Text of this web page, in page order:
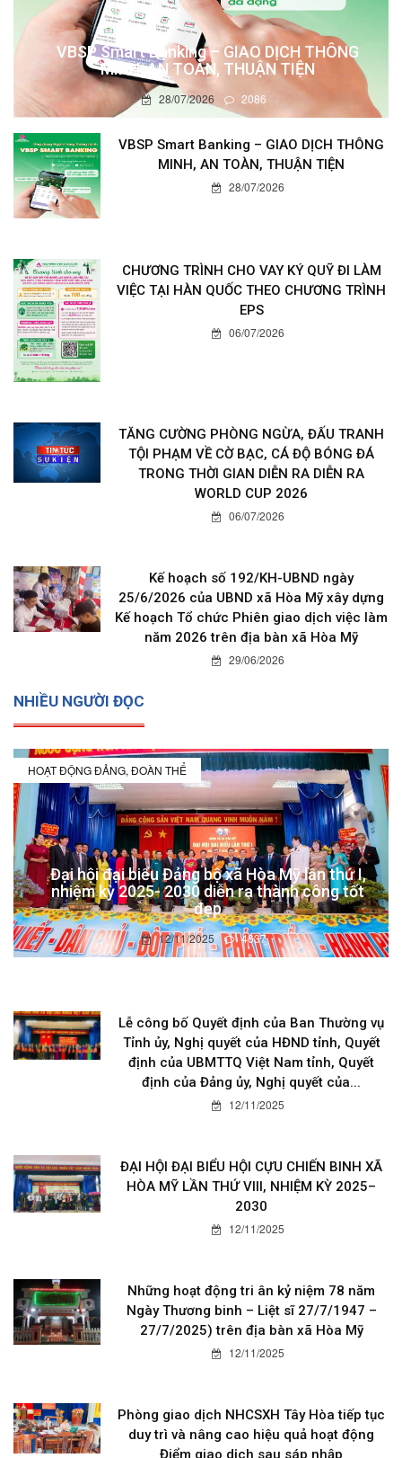
VBSP Smart Banking – GIAO DỊCH THÔNG
MINH, AN TOÀN, THUẬN TIỆN
28/07/2026 2086
VBSP Smart Banking – GIAO DỊCH THÔNG
MINH, AN TOÀN, THUẬN TIỆN
28/07/2026
CHƯƠNG TRÌNH CHO VAY KÝ QUỸ ĐI LÀM
VIỆC TẠI HÀN QUỐC THEO CHƯƠNG TRÌNH
EPS
06/07/2026
TĂNG CƯỜNG PHÒNG NGỪA, ĐẤU TRANH
TỘI PHẠM VỀ CỜ BẠC, CÁ ĐỘ BÓNG ĐÁ
TRONG THỜI GIAN DIỄN RA DIỄN RA
WORLD CUP 2026
06/07/2026
Kế hoạch số 192/KH-UBND ngày
25/6/2026 của UBND xã Hòa Mỹ xây dựng
Kế hoạch Tổ chức Phiên giao dịch việc làm
năm 2026 trên địa bàn xã Hòa Mỹ
29/06/2026
NHIỀU NGƯỜI ĐỌC
HOẠT ĐỘNG ĐẢNG, ĐOÀN THỂ
Đại hội đại biểu Đảng bộ xã Hòa Mỹ lần thứ I,
nhiệm kỳ 2025- 2030 diễn ra thành công tốt
đẹp
12/11/2025 4637
Lễ công bố Quyết định của Ban Thường vụ
Tỉnh ủy, Nghị quyết của HĐND tỉnh, Quyết
định của UBMTTQ Việt Nam tỉnh, Quyết
định của Đảng ủy, Nghị quyết của...
12/11/2025
ĐẠI HỘI ĐẠI BIỂU HỘI CỰU CHIẾN BINH XÃ
HÒA MỸ LẦN THỨ VIII, NHIỆM KỲ 2025–
2030
12/11/2025
Những hoạt động tri ân kỷ niệm 78 năm
Ngày Thương binh – Liệt sĩ 27/7/1947 –
27/7/2025) trên địa bàn xã Hòa Mỹ
12/11/2025
Phòng giao dịch NHCSXH Tây Hòa tiếp tục
duy trì và nâng cao hiệu quả hoạt động